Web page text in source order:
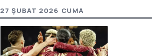
27 ŞUBAT 2026 CUMA